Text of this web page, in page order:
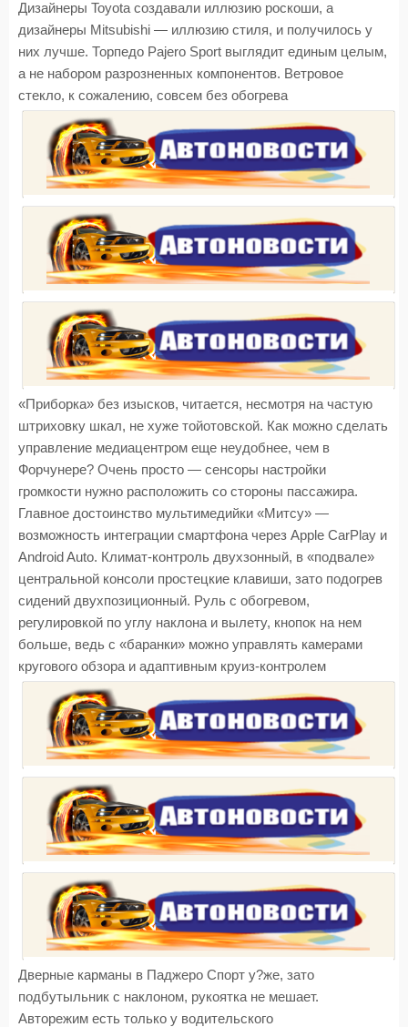
Дизайнеры Toyota создавали иллюзию роскоши, а
дизайнеры Mitsubishi — иллюзию стиля, и получилось у
них лучше. Торпедо Pajero Sport выглядит единым целым,
а не набором разрозненных компонентов. Ветровое
стекло, к сожалению, совсем без обогрева
«Приборка» без изысков, читается, несмотря на частую
штриховку шкал, не хуже тойотовской. Как можно сделать
управление медиацентром еще неудобнее, чем в
Форчунере? Очень просто — сенсоры настройки
громкости нужно расположить со стороны пассажира.
Главное достоинство мультимедийки «Митсу» —
возможность интеграции смартфона через Apple CarPlay и
Android Auto. Климат-контроль двухзонный, в «подвале»
центральной консоли простецкие клавиши, зато подогрев
сидений двухпозиционный. Руль с обогревом,
регулировкой по углу наклона и вылету, кнопок на нем
больше, ведь с «баранки» можно управлять камерами
кругового обзора и адаптивным круиз-контролем
Дверные карманы в Паджеро Спорт у?же, зато
подбутыльник с наклоном, рукоятка не мешает.
Авторежим есть только у водительского